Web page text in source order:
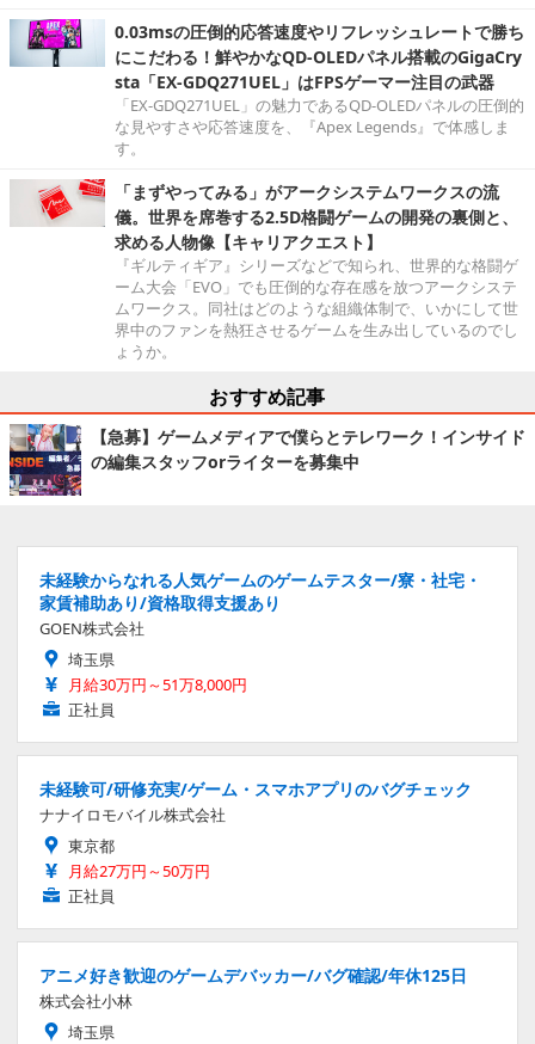
0.03msの圧倒的応答速度やリフレッシュレートで勝ち
にこだわる！鮮やかなQD-OLEDパネル搭載のGigaCry
sta「EX-GDQ271UEL」はFPSゲーマー注目の武器
「EX-GDQ271UEL」の魅力であるQD-OLEDパネルの圧倒的
な見やすさや応答速度を、『Apex Legends』で体感しま
す。
「まずやってみる」がアークシステムワークスの流
儀。世界を席巻する2.5D格闘ゲームの開発の裏側と、
求める人物像【キャリアクエスト】
『ギルティギア』シリーズなどで知られ、世界的な格闘ゲ
ーム大会「EVO」でも圧倒的な存在感を放つアークシステ
ムワークス。同社はどのような組織体制で、いかにして世
界中のファンを熱狂させるゲームを生み出しているのでし
ょうか。
おすすめ記事
【急募】ゲームメディアで僕らとテレワーク！インサイド
の編集スタッフorライターを募集中
未経験からなれる人気ゲームのゲームテスター/寮・社宅・
家賃補助あり/資格取得支援あり
GOEN株式会社
埼玉県
月給30万円～51万8,000円
正社員
未経験可/研修充実/ゲーム・スマホアプリのバグチェック
ナナイロモバイル株式会社
東京都
月給27万円～50万円
正社員
アニメ好き歓迎のゲームデバッカー/バグ確認/年休125日
株式会社小林
埼玉県